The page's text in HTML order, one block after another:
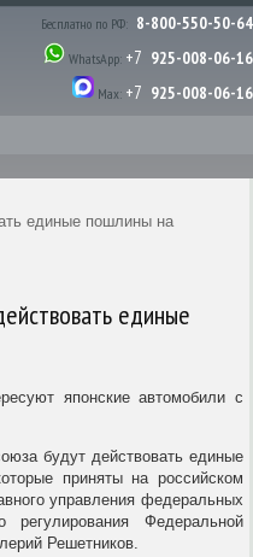
Бесплатно по РФ: 8-800-550-50-64
WhatsApp: +7 925-008-06-16
Max: +7 925-008-06-16
единые пошлины на
единые
японские автомобили с
будут действовать единые
приняты на российском
управления федеральных
Федеральной
Решетников.